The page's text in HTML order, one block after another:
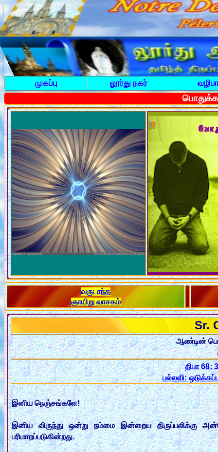
முகப்பு லூர்து நகர்
வருடாந்த
ஞாயிறு வாசகம்
Sr.
ஆண்டின்
திபா 68:
பல்லவி:
இனிய நெஞ்சங்களே!
இனிய விருந்து ஒன்று நம்மை இன்றைய திருப்பலிக்கு
பரிமாறப்படுகின்றது.